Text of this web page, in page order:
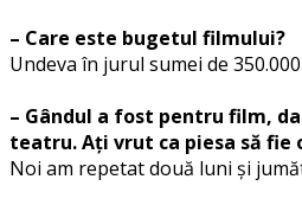
– Care este bugetul filmului?
Undeva în jurul sumei de
– Gândul a fost pentru film,
teatru. Ați vrut ca piesa să
Noi am repetat două luni și